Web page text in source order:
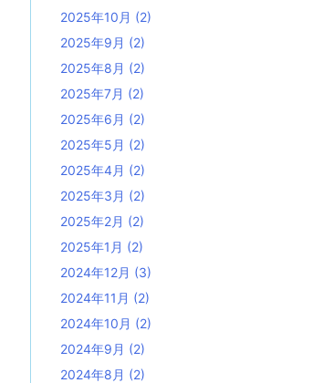
2025年10月 (2)
2025年9月 (2)
2025年8月 (2)
2025年7月 (2)
2025年6月 (2)
2025年5月 (2)
2025年4月 (2)
2025年3月 (2)
2025年2月 (2)
2025年1月 (2)
2024年12月 (3)
2024年11月 (2)
2024年10月 (2)
2024年9月 (2)
2024年8月 (2)